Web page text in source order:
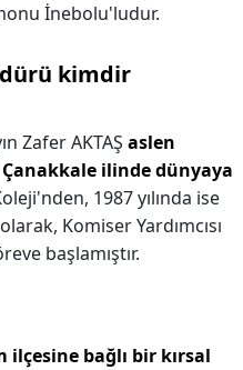
İnebolu'ludur.
kimdir
Zafer AKTAŞ aslen
Çanakkale ilinde dünyaya
1987 yılında ise
Komiser Yardımcısı
başlamıştır.
bağlı bir kırsal